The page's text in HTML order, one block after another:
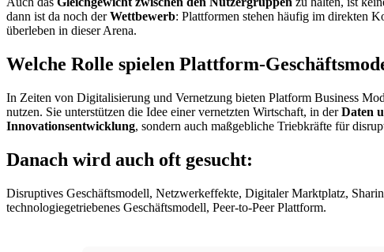
dann ist da noch derWettbewerb: Plattformen stehen häufig im direkten
überleben in dieser Arena.
Welche Rolle spielen Plattform-
In Zeiten von Digitalisierung und Vernetzung bieten Platform Business
nutzen. Sie unterstützen die Idee einer vernetzten Wirtschaft, in derDaten
Innovationsentwicklung, sondern auch maßgebliche Triebkräfte für
Danach wird auch oft gesucht:
Disruptives Geschäftsmodell, Netzwerkeffekte, Digitaler Marktplatz,
technologiegetriebenes Geschäftsmodell, Peer-to-Peer Plattform.